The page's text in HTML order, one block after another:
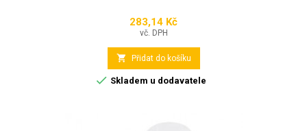
Cena
283,14 Kč
vč. DPH
 Přidat do košíku
 Skladem u dodavatele